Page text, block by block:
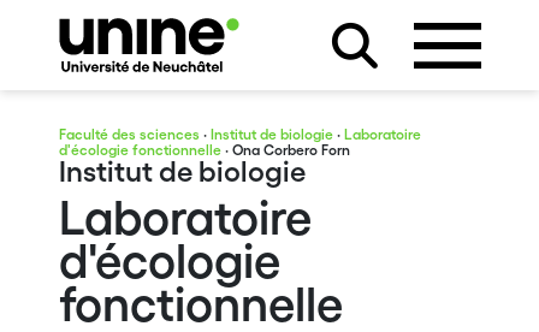
Faculté des sciences · Institut de biologie· Laboratoire
d'écologie fonctionnelle· Ona Corbero Forn
Institut de biologie
Laboratoire
d'écologie
fonctionnelle